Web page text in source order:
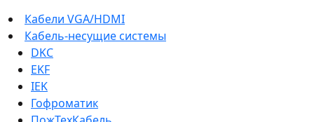
Кабели VGA/HDMI
Кабель-несущие системы
DKC
EKF
IEK
Гофроматик